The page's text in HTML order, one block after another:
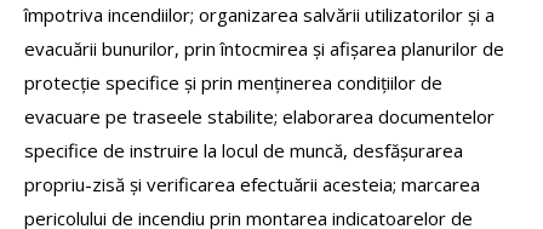
împotriva incendiilor; organizarea salvării utilizatorilor și a
evacuării bunurilor, prin întocmirea și afișarea planurilor de
protecție specifice și prin menținerea condițiilor de
evacuare pe traseele stabilite; elaborarea documentelor
specifice de instruire la locul de muncă, desfășurarea
propriu-zisă și verificarea efectuării acesteia; marcarea
pericolului de incendiu prin montarea indicatoarelor de